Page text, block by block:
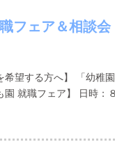
フェア＆相談
希望する方へ】 「幼
園 就職フェア】 日時